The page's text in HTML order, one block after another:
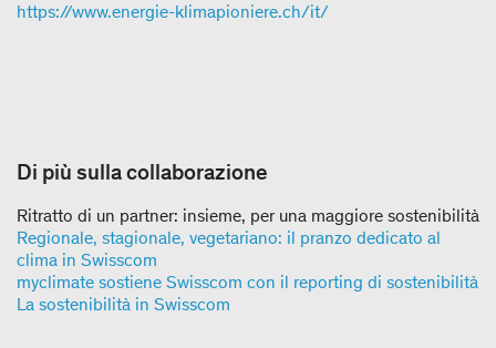
https://www.energie-klimapioniere.ch/it/
Di più sulla collaborazione
Ritratto di un partner: insieme, per una maggiore sostenibilità
Regionale, stagionale, vegetariano: il pranzo dedicato al
clima in Swisscom
myclimate sostiene Swisscom con il reporting di sostenibilità
La sostenibilità in Swisscom